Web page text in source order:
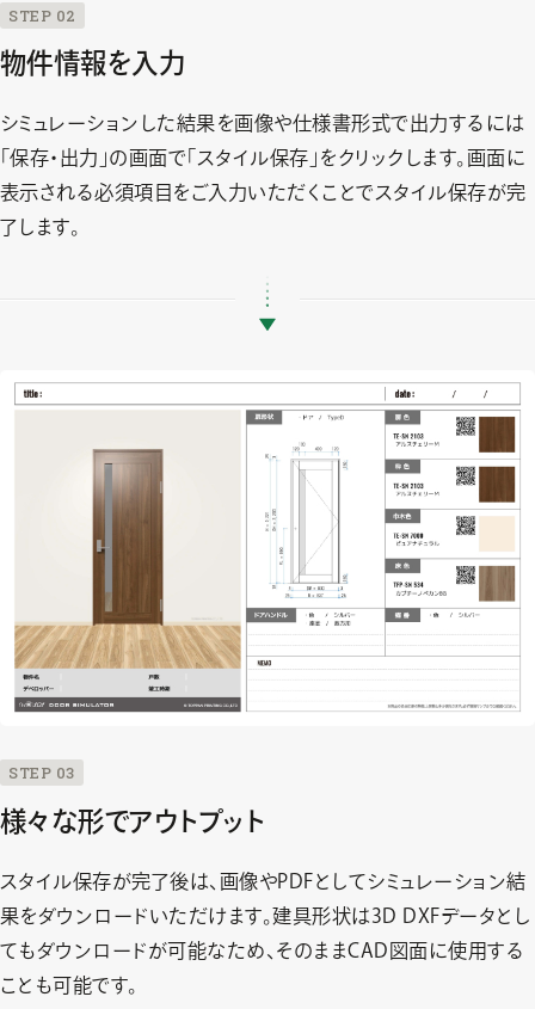
STEP 02
物件情報を入力
シミュレーションした結果を画像や仕様書形式で出力するには
「保存・出力」の画面で「スタイル保存」をクリックします。画面に
表示される必須項目をご入力いただくことでスタイル保存が完
了します。
STEP 03
様々な形でアウトプット
スタイル保存が完了後は、画像やPDFとしてシミュレーション結
果をダウンロードいただけます。建具形状は3D DXFデータとし
てもダウンロードが可能なため、そのままCAD図面に使用する
ことも可能です。